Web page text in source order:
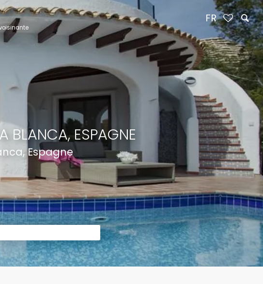
BLANCA, ESPAGNE
Espagne
FR